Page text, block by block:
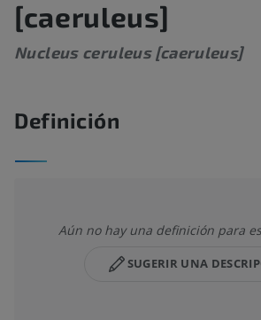
[caeruleus]
Nucleus ceruleus [caeruleus]
Definición
Aún no hay una definición para
SUGERIR UNA